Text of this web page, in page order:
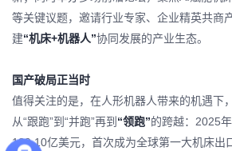
等关键议题，邀请行业专家、企业精英共商
建“机床+机器人”协同发展的产业生态。
国产破局正当时
值得关注的是，在人形机器人带来的机遇下
从“跟跑”到“并跑”再到 “领跑”的跨越：2025
129.10亿美元，首次成为全球第一大机床出